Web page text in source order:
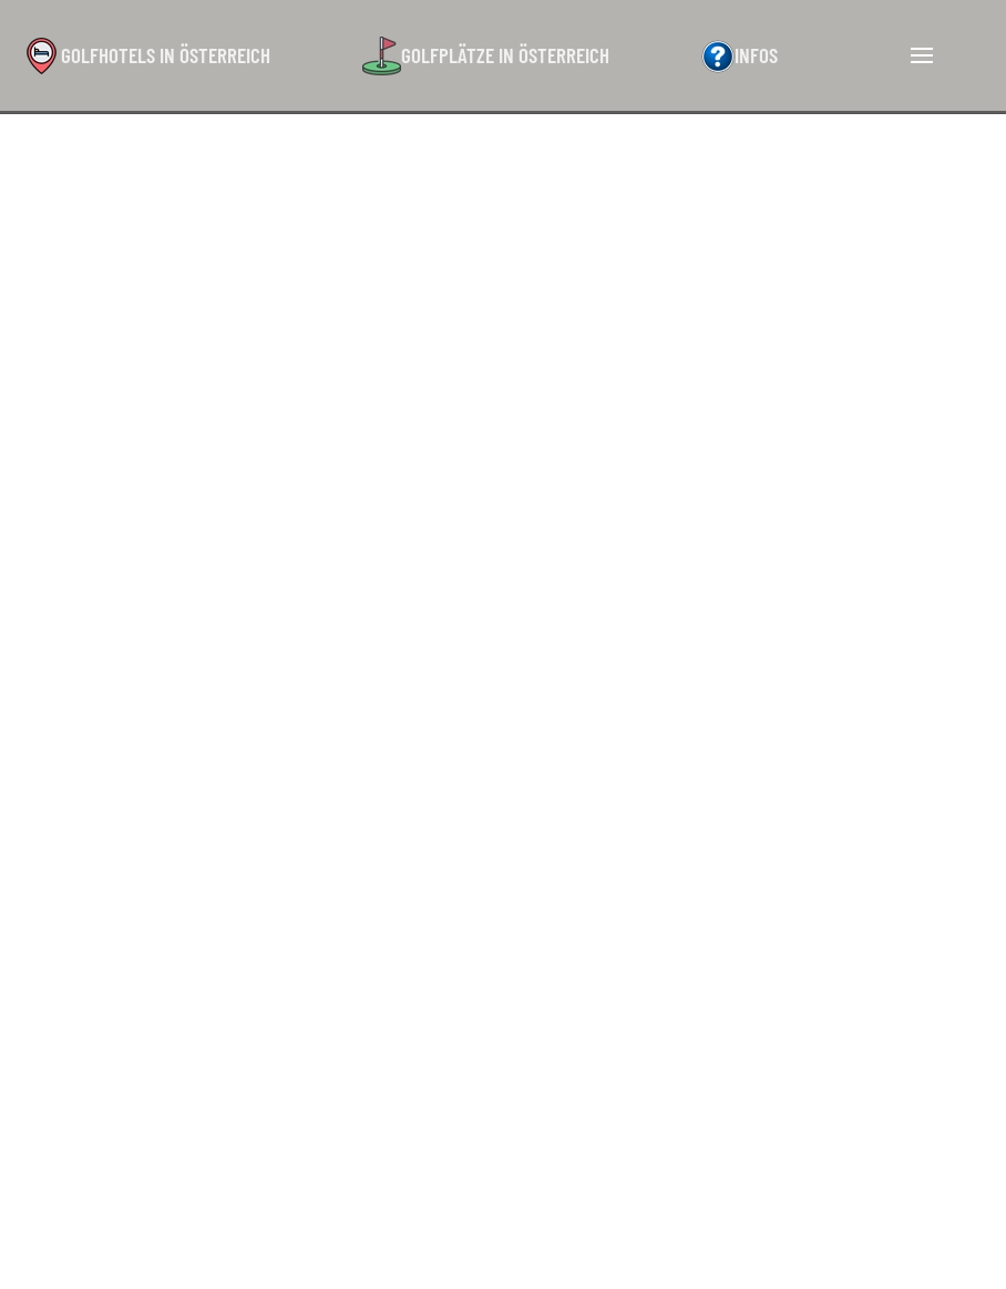
GOLFHOTELS IN ÖSTERREICH GOLFPLÄTZE IN ÖSTERREICH INFOS